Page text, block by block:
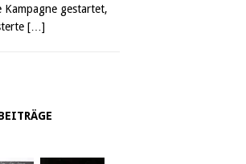
Kampagne gestartet,
[…]